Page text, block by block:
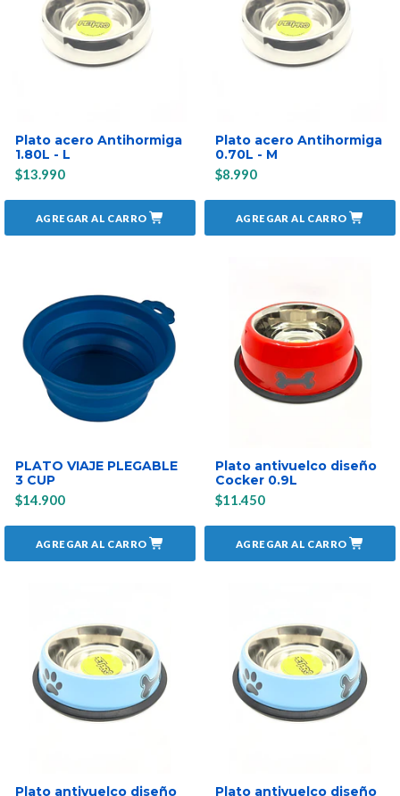
Plato acero Antihormiga
1.80L - L
$13.990
AGREGAR AL CARRO
Plato acero Antihormiga
0.70L - M
$8.990
AGREGAR AL CARRO
PLATO VIAJE PLEGABLE
3 CUP
$14.900
AGREGAR AL CARRO
Plato antivuelco diseño
Cocker 0.9L
$11.450
AGREGAR AL CARRO
Plato antivuelco diseño
Plato antivuelco diseño